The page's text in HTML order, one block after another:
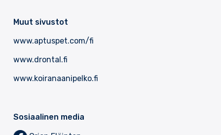
Muut sivustot
www.aptuspet.com/fi
www.drontal.fi
www.koiranaanipelko.fi
Sosiaalinen media